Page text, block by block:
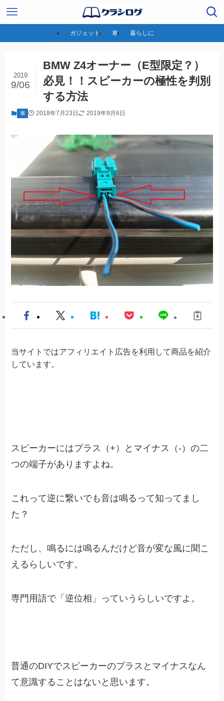
ガジェット 車 暮らしに
BMW Z4オーナー（E型限定？）
必見！！スピーカーの極性を判別
する方法
2019
9/06
車 2018年7月23日 2019年9月6日
当サイトではアフィリエイト広告を利用して商品を紹介
しています。
スピーカーにはプラス（+）とマイナス（-）の二
つの端子がありますよね。
これって逆に繋いでも音は鳴るって知ってまし
た？
ただし、鳴るには鳴るんだけど音が変な風に聞こ
えるらしいです。
専門用語で「逆位相」っていうらしいですよ。
普通のDIYでスピーカーのプラスとマイナスなん
て意識することはないと思います。